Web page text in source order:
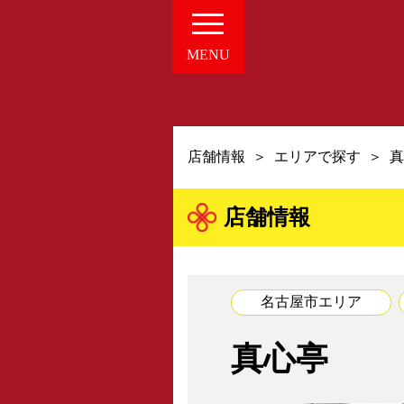
MENU
組合概要
・概要
店舗情報 エリアで探す
店舗情報
名古屋市エリア
真心亭